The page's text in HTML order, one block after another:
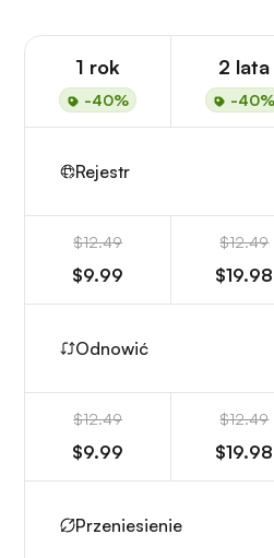
1 rok
-40%
2 lata
-40%
Rejestr
$12.49
$9.99
$12.49
$19.98
Odnowić
$12.49
$9.99
$12.49
$19.98
Przeniesienie